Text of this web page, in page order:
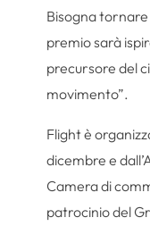
Bisogna
premio sarà
precursore del
movimento”.
Flight è
dicembre e
Camera di
patrocinio del